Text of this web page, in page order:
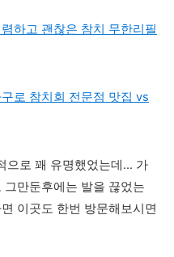
하고 괜찮은 참치 무한리필
로 참치회 전문점 맛집 vs
으로 꽤 유명했었는데... 가
만둔후에는 발을 끊었는
이곳도 한번 방문해보시면